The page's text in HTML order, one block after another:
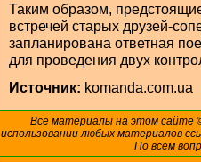
Таким образом,
встречей старых друзей-
запланирована ответная
для проведения двух
Источник: komanda.com.ua
Все материалы на этом сайте
использовании любых материалов
По всем